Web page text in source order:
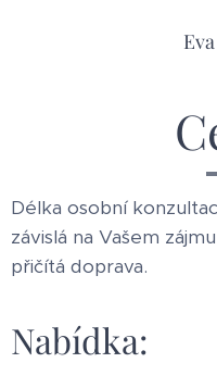
Délka osobní
závislá na Vašem
přičítá doprava.
Nabídka: